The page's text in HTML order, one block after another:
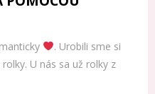
. Urobili sme si
U nás sa už rolky z